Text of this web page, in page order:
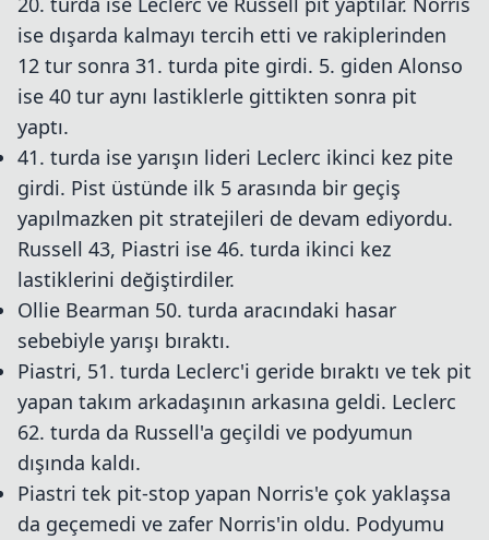
ise dışarda kalmayı tercih etti ve rakiplerinden
12 tur sonra 31. turda pite girdi. 5. giden Alonso
ise 40 tur aynı lastiklerle gittikten sonra pit
yaptı.
41. turda ise yarışın lideri Leclerc ikinci kez pite
girdi. Pist üstünde ilk 5 arasında bir geçiş
yapılmazken pit stratejileri de devam ediyordu.
Russell 43, Piastri ise 46. turda ikinci kez
lastiklerini değiştirdiler.
Ollie Bearman 50. turda aracındaki hasar
sebebiyle yarışı bıraktı.
Piastri, 51. turda Leclerc'i geride bıraktı ve tek pit
yapan takım arkadaşının arkasına geldi. Leclerc
62. turda da Russell'a geçildi ve podyumun
dışında kaldı.
Piastri tek pit-stop yapan Norris'e çok yaklaşsa
da geçemedi ve zafer Norris'in oldu. Podyumu